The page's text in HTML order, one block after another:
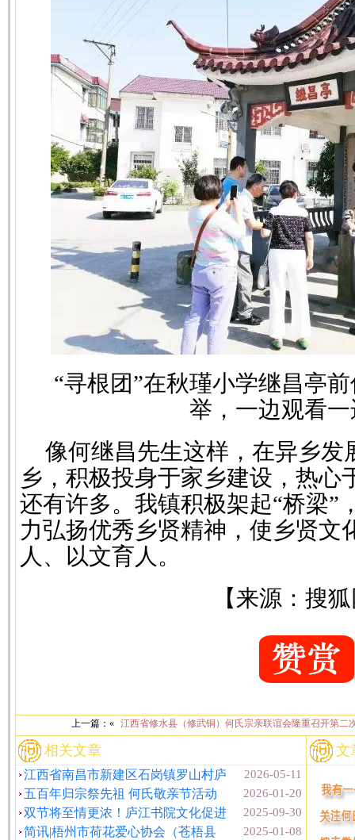
“寻根团”在秋瑾小学继昌亭
举，一边观看
像何继昌先生这样，在异乡发
乡，积极投身于家乡建设，热心
还有许多。我镇积极架起“桥梁”
力弘扬优秀乡贤精神，使乡贤文
人、以文育人。
【来源：搜
上一篇：« 江西省修水县（修武铜）何氏宗亲联谊会隆重召开第二
相关文章
2026-05-11
江西省南昌市新建区石岗镇罗山村庐
2026-01-20
五百年归宗祭先祖 何氏敬亲节活动
2025-09-30
双节将至情更浓！庐江书院文化促进
2025-01-08
简讯|梧州市荷花爱心协会（苍梧县
文